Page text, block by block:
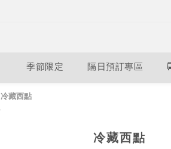
季節限定 隔日預訂專區
冷藏西點
冷藏西點